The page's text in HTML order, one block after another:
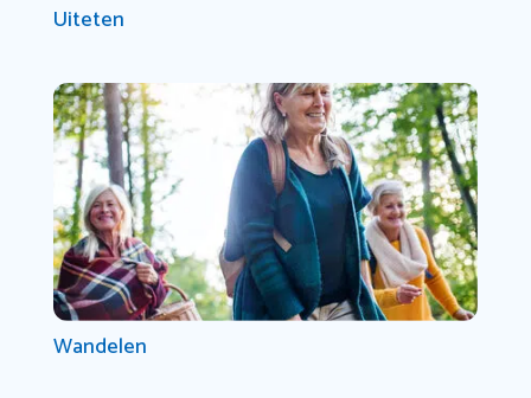
Uiteten
Wandelen